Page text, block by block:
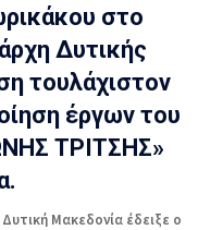
στο
Δυτικής
τουλάχιστον
έργων του
ΤΡΙΤΣΗΣ»
Μακεδονία έδειξε ο